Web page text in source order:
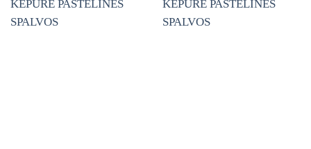
Mėgstamiausias Mėgstamiausias